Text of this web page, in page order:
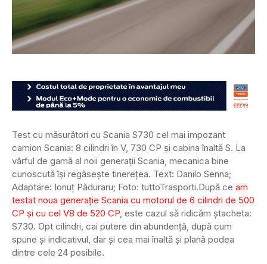
Test cu măsurători cu Scania S730 cel mai impozant
camion Scania: 8 cilindri în V, 730 CP și cabina înaltă S. La
vârful de gamă al noii generații Scania, mecanica bine
cunoscută își regăsește tinerețea. Text: Danilo Senna;
Adaptare: Ionuț Păduraru; Foto: tuttoTrasporti.După ce am
testat noua generație Scania cu motorul de 6 cilindri de 500
CP și cu cel V8 de 520 CP, este cazul să ridicăm ștacheta:
S730. Opt cilindri, cai putere din abundență, după cum
spune și indicativul, dar și cea mai înaltă și plană podea
dintre cele 24 posibile.